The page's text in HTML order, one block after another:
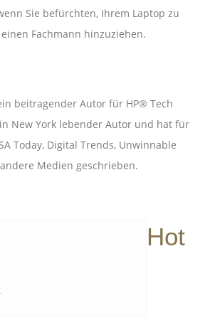
Sie befürchten, Ihrem Laptop zu
Fachmann hinzuziehen.
beitragender Autor für HP® Tech
New York lebender Autor und hat für
Today, Digital Trends, Unwinnable
Medien geschrieben.
Hot